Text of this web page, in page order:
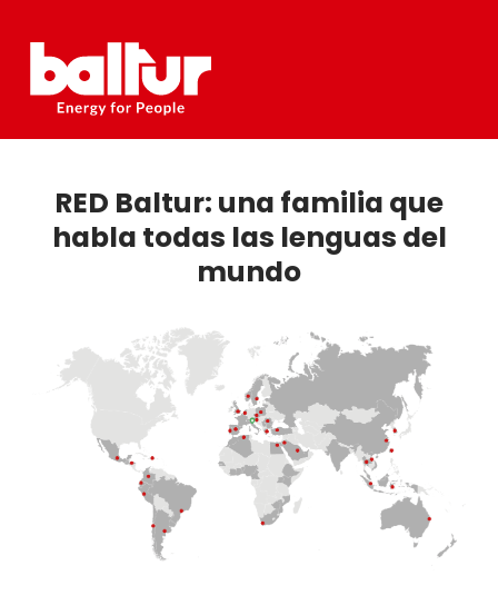
content
RED Baltur: una familia que
habla todas las lenguas del
mundo